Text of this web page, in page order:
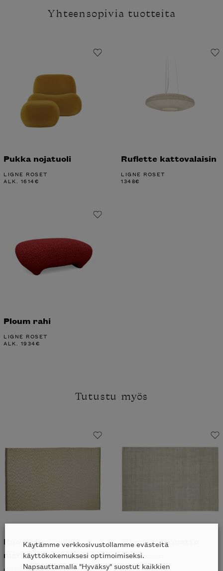
Yhteensopivia tuotteita
Pukka nojatuoli
LIGNE ROSET
ALK. 1614€
Ruflette kattovalaisin
LIGNE ROSET
1348€
Ploum rahi
LIGNE ROSET
ALK. 1934€
Tutustu myös
Rue d'Hauteville
matto
Fiber wood matto
LIGNE ROSET
ALK. 1551€
Käytämme verkkosivustollamme evästeitä
käyttökokemuksesi optimoimiseksi.
Napsauttamalla "Hyväksy" suostut kaikkien